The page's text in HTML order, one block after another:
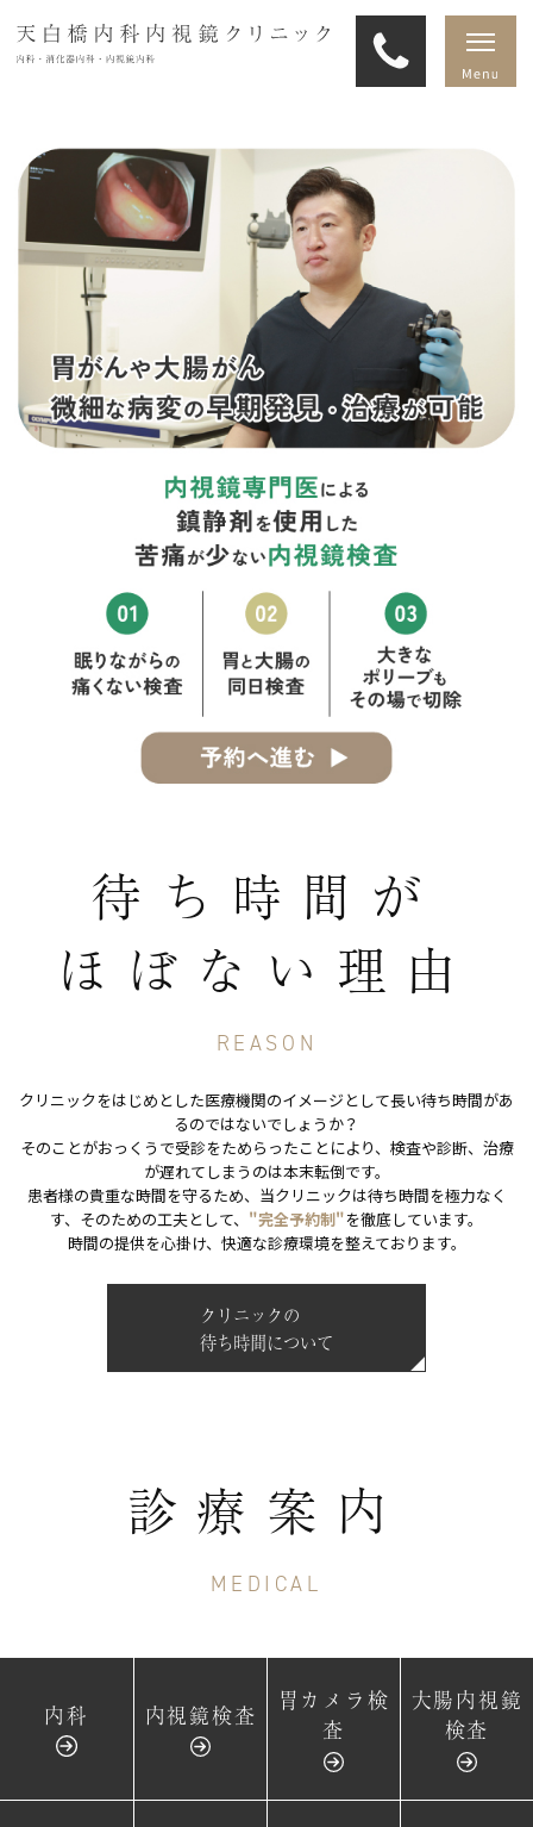
待ち時間が
ほぼない理由
REASON
クリニックをはじめとした医療機関のイメージとして長い待ち時間があ
るのではないでしょうか？
そのことがおっくうで受診をためらったことにより、検査や診断、治療
が遅れてしまうのは本末転倒です。
患者様の貴重な時間を守るため、当クリニックは待ち時間を極力なく
す、そのための工夫として、 "完全予約制"を徹底しています。
時間の提供を心掛け、快適な診療環境を整えております。
クリニックの
待ち時間について
診療案内
MEDICAL
内科 内視鏡検査
胃カメラ検
査
大腸内視鏡
検査